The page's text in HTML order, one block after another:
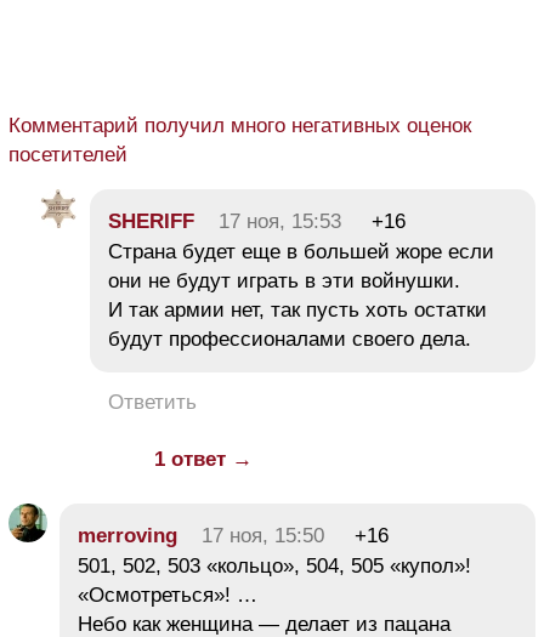
Комментарий получил много негативных оценок
посетителей
SHERIFF 17 ноя, 15:53
+16
Страна будет еще в большей жоре если
они не будут играть в эти войнушки.
И так армии нет, так пусть хоть остатки
будут профессионалами своего дела.
Ответить
1 ответ →
merroving 17 ноя, 15:50
+16
501, 502, 503 «кольцо», 504, 505 «купол»!
«Осмотреться»! …
Небо как женщина — делает из пацана